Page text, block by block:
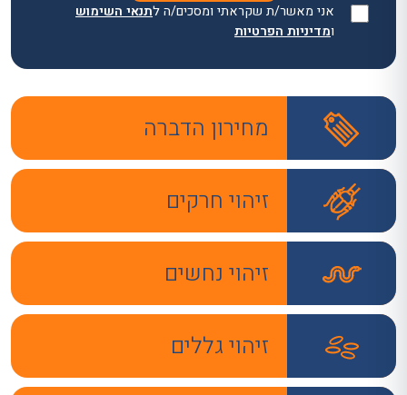
אני מאשר/ת שקראתי ומסכים/ה לתנאי השימוש
ומדיניות הפרטיות
מחירון הדברה
זיהוי חרקים
זיהוי נחשים
זיהוי גללים